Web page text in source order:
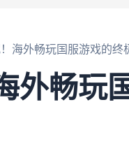
海外畅玩国服游戏的终
外畅玩